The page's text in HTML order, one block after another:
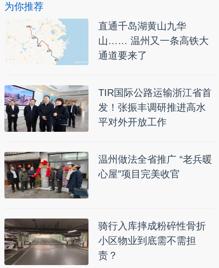
为你推荐
直通千岛湖黄山九华
山…… 温州又一条高铁大
通道要来了
TIR国际公路运输浙江省首
发！张振丰调研推进高水
平对外开放工作
温州做法全省推广 “老兵暖
心屋”项目完美收官
骑行入库摔成粉碎性骨折
小区物业到底需不需担
责？